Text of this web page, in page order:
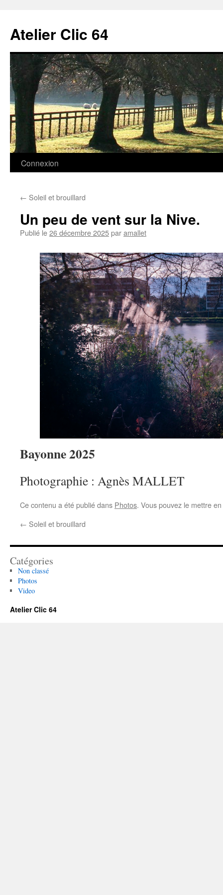
contenu
Atelier Clic 64
Connexion
← Soleil et brouillard
Un peu de vent sur la Nive.
Publié le26 décembre 2025paramallet
Bayonne 2025
Photographie : Agnès MALLET
Ce contenu a été publié dans Photos. Vous pouvez le mettre
← Soleil et brouillard
Catégories
Non classé
Photos
Video
Atelier Clic 64